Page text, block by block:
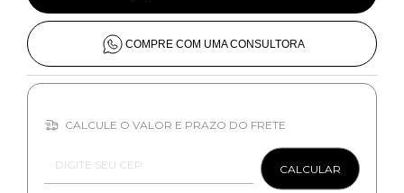
COMPRE COM UMA CONSULTORA
CALCULE O VALOR E PRAZO DO FRETE
CALCULAR